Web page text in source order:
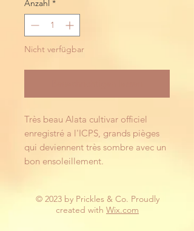
Anzahl *
Nicht verfügbar
Très beau Alata cultivar officiel
enregistré a l'ICPS, grands pièges
qui deviennent très sombre avec un
bon ensoleillement.
© 2023 by Prickles & Co. Proudly
created with Wix.com